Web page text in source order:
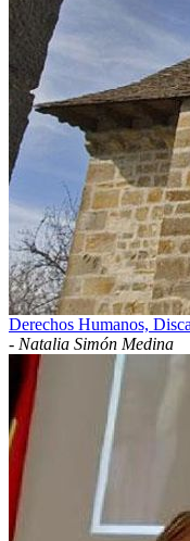
Derechos Humanos,
- Natalia Simón Medina